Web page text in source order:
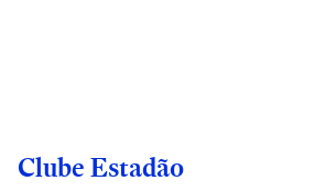
Clube Estadão